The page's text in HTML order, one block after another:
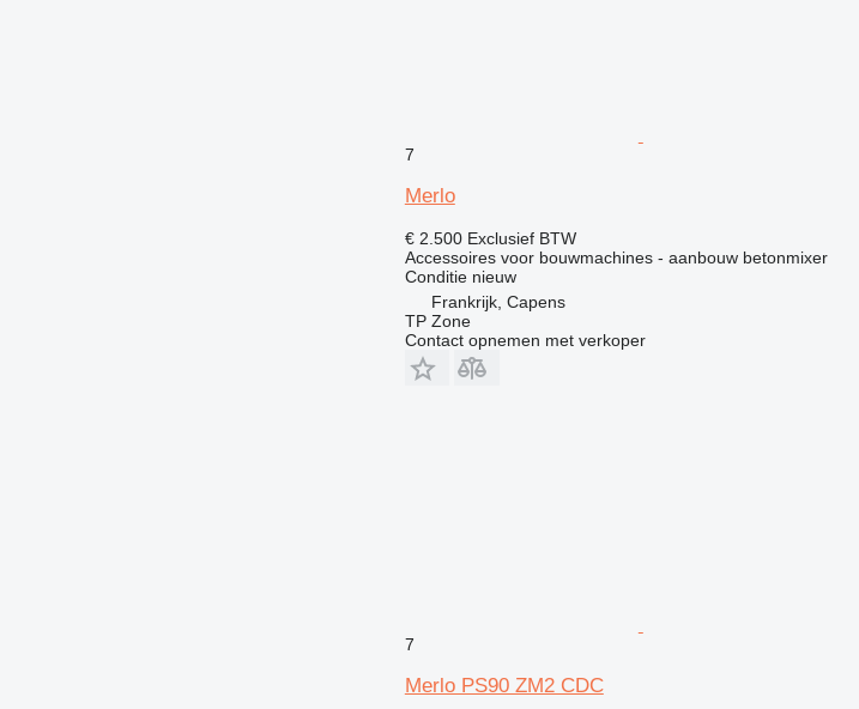
7
Merlo
€ 2.500 Exclusief BTW
Accessoires voor bouwmachines - aanbouw betonmixer
Conditienieuw
Frankrijk, Capens
TP Zone
Contact opnemen met verkoper
7
Merlo PS90 ZM2 CDC